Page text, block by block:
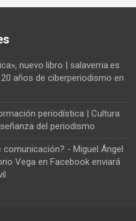
nuevo libro | salaverria.es
años de ciberperiodismo en
periodística | Cultura
del periodismo
comunicación? - Miguel Ángel
Vega en Facebook enviará